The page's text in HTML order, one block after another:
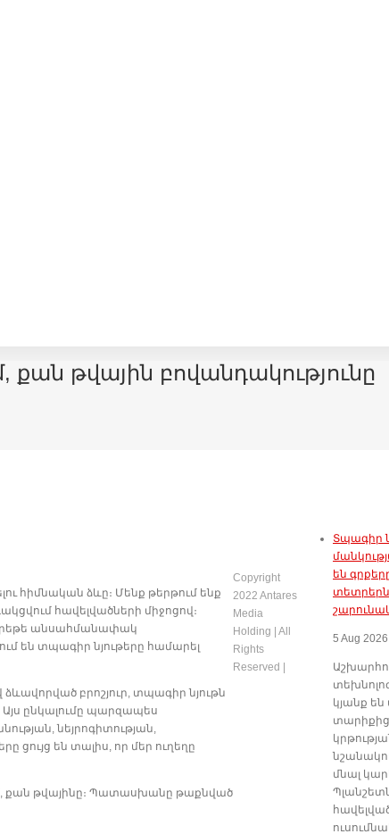
քան թվային բովանդակությունը
հիմնական ձևը։ Մենք թերթում ենք
հավելվածների միջոցով։
անսահմանափակ
են տպագիր նյութերը համարել
բրոշյուր, տպագիր նյութն
Այս ընկալումը պարզապես
նեյրոգիտության,
են տալիս, որ մեր ուղեղը
քան թվայինը։ Պատասխանը թաքնված
Տպագիր
են
տետրերն
5 Aug 2026
կյանք
մնալ
Copyright
2022 Antares
Media
Holding | All
Rights
Reserved |